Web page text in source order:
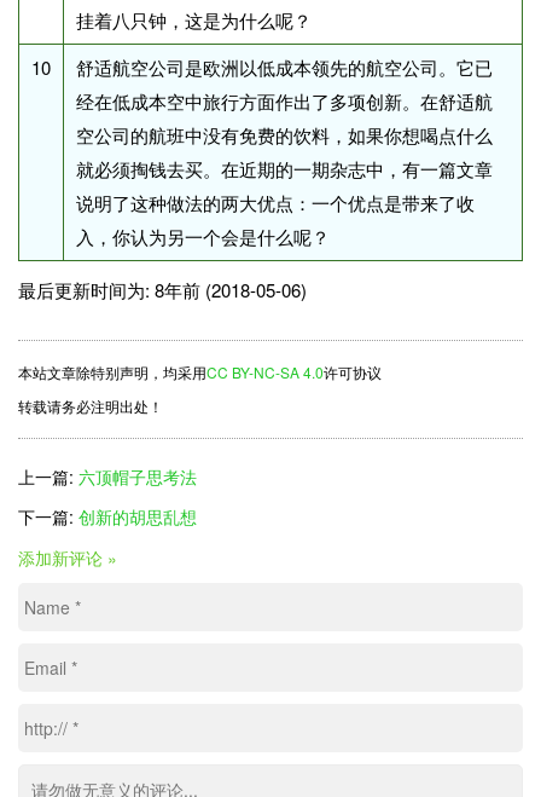
挂着八只钟，这是为什么呢？
10
舒适航空公司是欧洲以低成本领先的航空公司。它已
经在低成本空中旅行方面作出了多项创新。在舒适航
空公司的航班中没有免费的饮料，如果你想喝点什么
就必须掏钱去买。在近期的一期杂志中，有一篇文章
说明了这种做法的两大优点：一个优点是带来了收
入，你认为另一个会是什么呢？
最后更新时间为: 8年前 (2018-05-06)
本站文章除特别声明，均采用CC BY-NC-SA 4.0许可协议
转载请务必注明出处！
上一篇: 六顶帽子思考法
下一篇: 创新的胡思乱想
添加新评论 »